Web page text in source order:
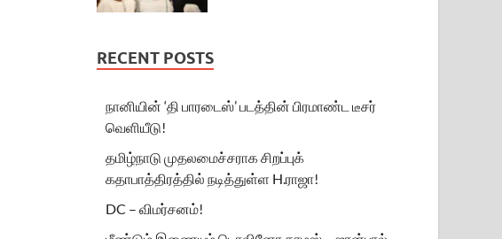
RECENT POSTS
நானியின் ‘தி பாரடைஸ்’ படத்தின் பிரமாண்ட டீசர்
வெளியீடு!
தமிழ்நாடு முதலமைச்சராக சிறப்புக்
கதாபாத்திரத்தில் நடித்துள்ள H.ராஜா!
DC – விமர்சனம்!